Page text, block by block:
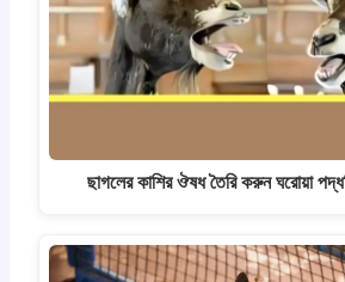
ছাগলের কাশির ঔষধ তৈরি করুন ঘরোয়া